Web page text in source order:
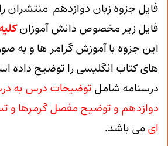
فایل جزوه زبان دوازدهم منتشران را
فایل زیر مخصوص دانش آموزان
این جزوه با آموزش گرامر ها و به
های کتاب انگلیسی را توضیح داده
درسنامه شامل توضیحات درس به
دوازدهم و توضیح مفصل گرمرها و
ای می باشد.